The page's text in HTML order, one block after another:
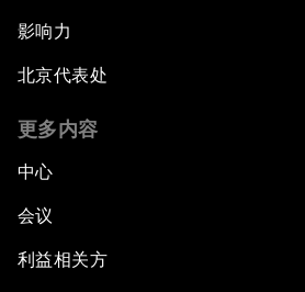
影响力
北京代表处
更多内容
中心
会议
利益相关方